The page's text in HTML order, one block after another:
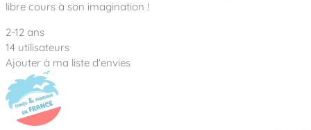
Catalogues
libre cours à son imagination !
2-12 ans
14 utilisateurs
Ajouter à ma liste d'envies